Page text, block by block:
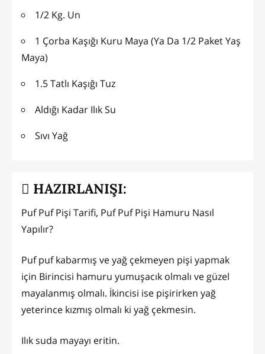
1/2 Kg. Un
1 Çorba Kaşığı Kuru Maya (Ya Da 1/2 Paket Yaş
Maya)
1.5 Tatlı Kaşığı Tuz
Aldığı Kadar Ilık Su
Sıvı Yağ
HAZIRLANIŞI:
Puf Puf Pişi Tarifi, Puf Puf Pişi Hamuru Nasıl
Yapılır?
Puf puf kabarmış ve yağ çekmeyen pişi yapmak
için Birincisi hamuru yumuşacık olmalı ve güzel
mayalanmış olmalı. İkincisi ise pişirirken yağ
yeterince kızmış olmalı ki yağ çekmesin.
Ilık suda mayayı eritin.